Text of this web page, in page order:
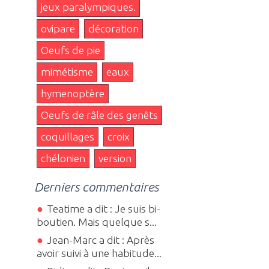
jeux paralympiques.
ovipare
décoration
Oeufs de pie
mimétisme
eaux
hymenoptère
Oeufs de râle des genêts
coquillages
croix
chélonien
version
Derniers commentaires
Teatime a dit : Je suis bi-
boutien. Mais quelque s...
Jean-Marc a dit : Après
avoir suivi à une habitude...